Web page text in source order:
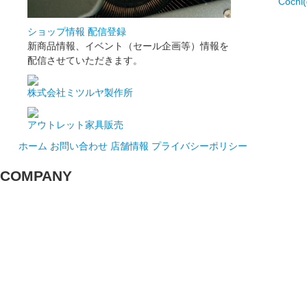
ショップ情報 配信登録
新商品情報、イベント（セール企画等）情報を
配信させていただきます。
株式会社ミツルヤ製作所
アウトレット家具販売
ホーム お問い合わせ 店舗情報 プライバシーポリシー
COMPANY